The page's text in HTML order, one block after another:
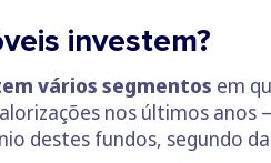
investem?
vários segmentos em
nos últimos
destes fundos, segundo